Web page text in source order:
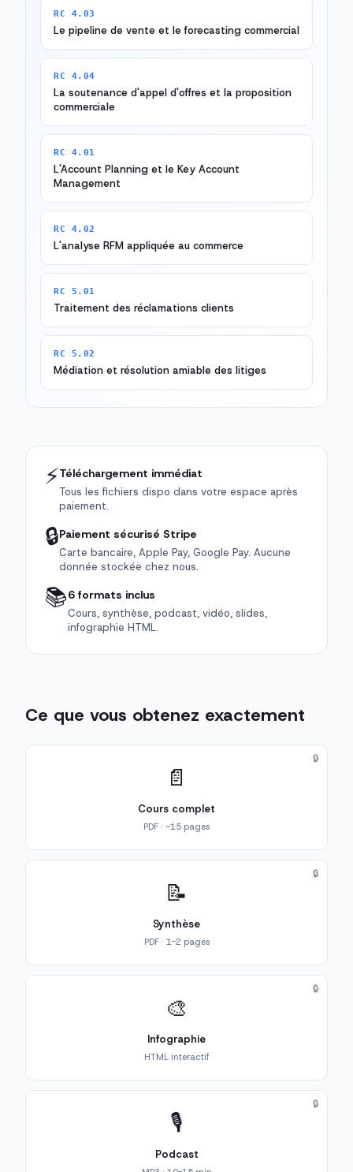
RC 4.03
Le pipeline de vente et le forecasting commercial
RC 4.04
La soutenance d'appel d'offres et la proposition
commerciale
RC 4.01
L'Account Planning et le Key Account
Management
RC 4.02
L'analyse RFM appliquée au commerce
RC 5.01
Traitement des réclamations clients
RC 5.02
Médiation et résolution amiable des litiges
⚡Téléchargement immédiat
Tous les fichiers dispo dans votre espace après
paiement.
🔒Paiement sécurisé Stripe
Carte bancaire, Apple Pay, Google Pay. Aucune
donnée stockée chez nous.
📚6 formats inclus
Cours, synthèse, podcast, vidéo, slides,
infographie HTML.
Ce que vous obtenez exactement
📄
Cours complet
PDF · ~15 pages
🔒
📝
Synthèse
PDF · 1-2 pages
🔒
🎨
Infographie
HTML interactif
🔒
🎙️
Podcast
🔒